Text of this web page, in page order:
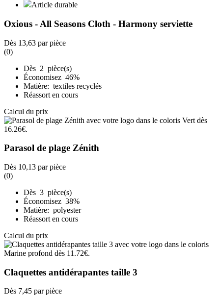
Article durable
Oxious - All Seasons Cloth - Harmony serviette
Dès 13,63 par pièce
(0)
Dès 2 pièce(s)
Économisez 46%
Matière: textiles recyclés
Réassort en cours
Calcul du prix
Parasol de plage Zénith
Dès 10,13 par pièce
(0)
Dès 3 pièce(s)
Économisez 38%
Matière: polyester
Réassort en cours
Calcul du prix
Claquettes antidérapantes taille 3
Dès 7,45 par pièce